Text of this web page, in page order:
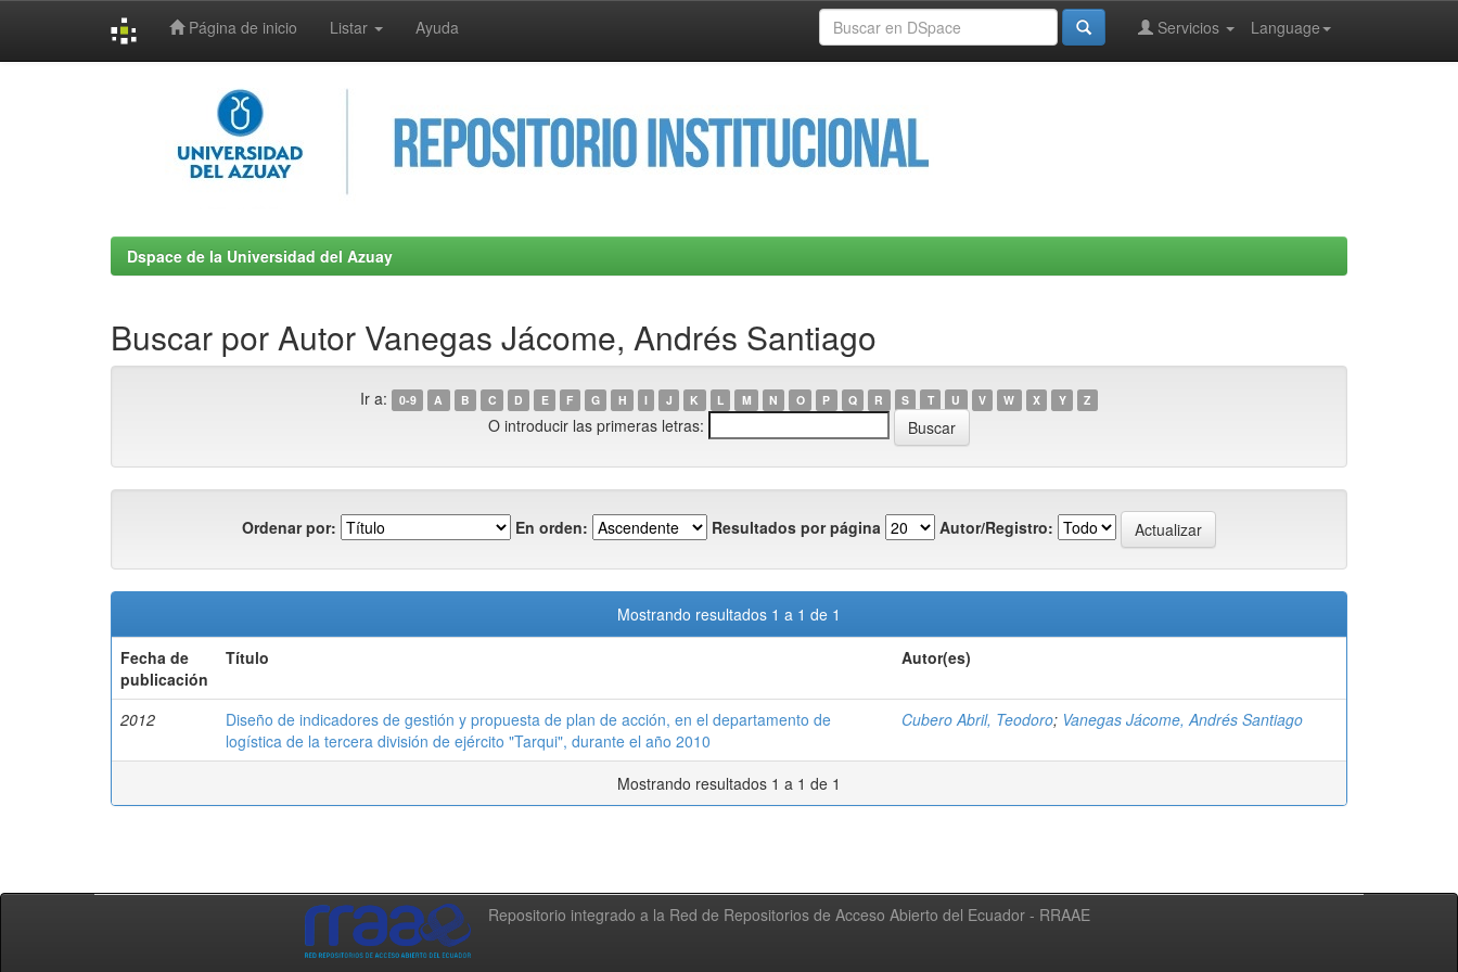
Página de inicio Listar Ayuda Language
Servicios
Dspace de la Universidad del Azuay
Buscar por Autor Vanegas Jácome, Andrés Santiago
Ir a: 0-9 A B C D E F G H I J K L M N O P Q R S T U V W X Y Z
O introducir las primeras letras:
Ordenar por: En orden: Resultados por página Autor/Registro:
Mostrando resultados 1 a 1 de 1
Fecha de
publicación
Título Autor(es)
2012
Diseño de indicadores de gestión y propuesta de plan de acción, en el departamento de
logística de la tercera división de ejército "Tarqui", durante el año 2010
Cubero Abril, Teodoro; Vanegas Jácome, Andrés Santiago
Mostrando resultados 1 a 1 de 1
Repositorio integrado a la Red de Repositorios de Acceso Abierto del Ecuador - RRAAE